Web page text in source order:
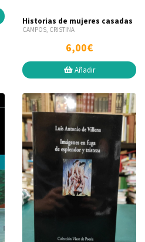
Historias de mujeres casadas
CAMPOS, CRISTINA
6,00€
Añadir